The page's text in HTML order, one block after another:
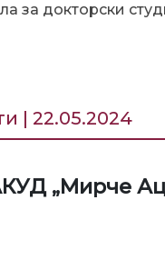
за докторски
| 22.05.2024
„Мирче